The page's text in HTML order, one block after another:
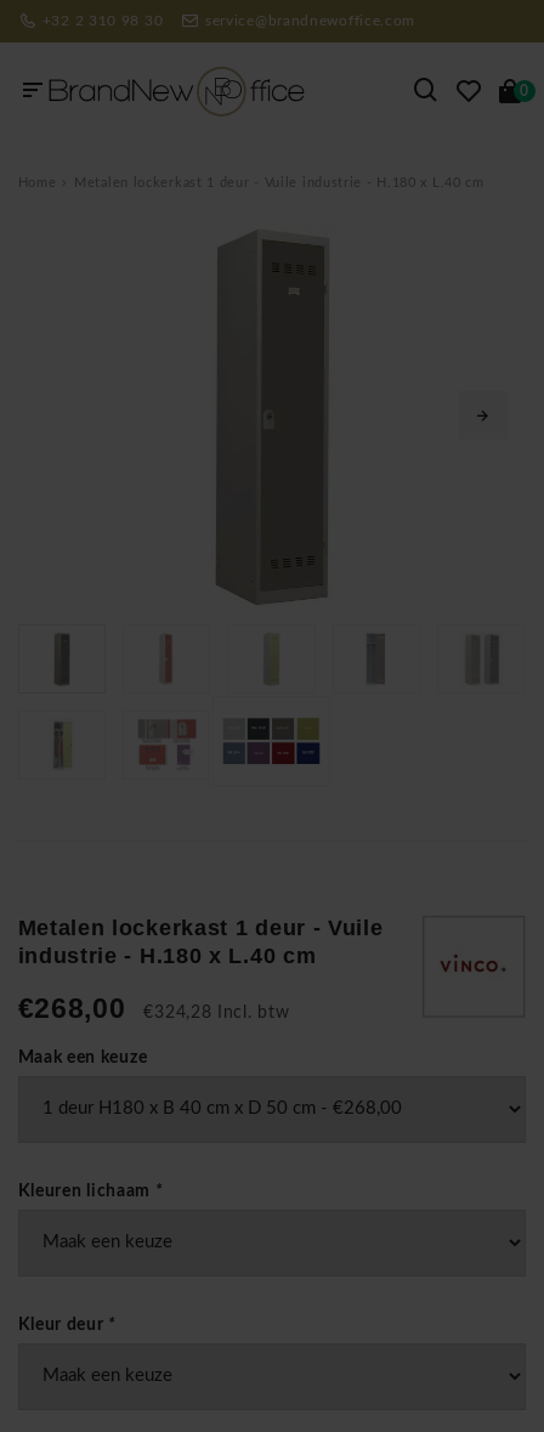
+32 2 310 98 30 service@brandnewoffice.com
0
Home Metalen lockerkast 1 deur - Vuile industrie - H.180 x L.40 cm
Metalen lockerkast 1 deur - Vuile
industrie - H.180 x L.40 cm
€268,00 €324,28 Incl. btw
Maak een keuze
Kleuren lichaam *
Kleur deur *